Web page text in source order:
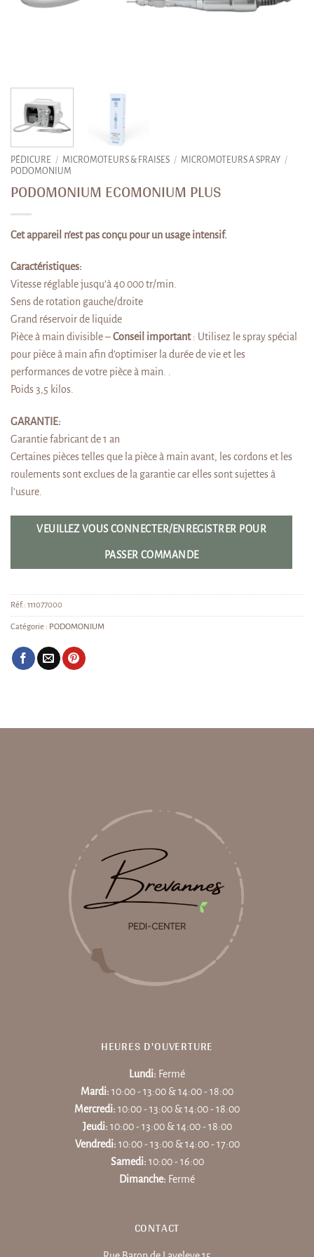
PÉDICURE / MICROMOTEURS & FRAISES / MICROMOTEURS A SPRAY /
PODOMONIUM
PODOMONIUM ECOMONIUM PLUS
Cet appareil n’est pas conçu pour un usage intensif.
Caractéristiques:
Vitesse réglable jusqu’à 40 000 tr/min.
Sens de rotation gauche/droite
Grand réservoir de liquide
Pièce à main divisible –Conseil important: Utilisez le spray spécial
pour pièce à main afin d’optimiser la durée de vie et les
performances de votre pièce à main. .
Poids 3,5 kilos.
GARANTIE:
Garantie fabricant de 1 an
Certaines pièces telles que la pièce à main avant, les cordons et les
roulements sont exclues de la garantie car elles sont sujettes à
l’usure.
VEUILLEZ VOUS CONNECTER/ENREGISTRER POUR
PASSER COMMANDE
Réf.: 111077000
Catégorie : PODOMONIUM
HEURES D'OUVERTURE
Lundi: Fermé
Mardi: 10:00 - 13:00 & 14:00 - 18:00
Mercredi: 10:00 - 13:00 & 14:00 - 18:00
Jeudi: 10:00 - 13:00 & 14:00 - 18:00
Vendredi: 10:00 - 13:00 & 14:00 - 17:00
Samedi: 10:00 - 16:00
Dimanche: Fermé
CONTACT